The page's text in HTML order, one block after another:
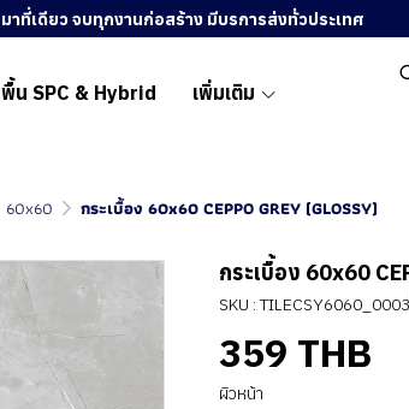
มาที่เดียว จบทุกงานก่อสร้าง มีบรการส่งทั่วประเทศ
พื้น SPC & Hybrid เพิ่มเติม
60x60 กระเบื้อง 60x60 CEPPO GREY (GLOSSY)
กระเบื้อง 60x60
SKU : TILECSY6060_0003
359 THB
ผิวหน้า